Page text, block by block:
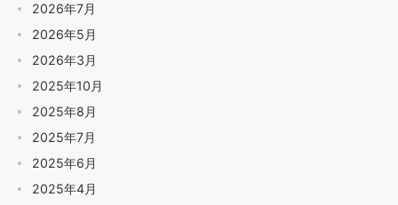
2026年7月
2026年5月
2026年3月
2025年10月
2025年8月
2025年7月
2025年6月
2025年4月